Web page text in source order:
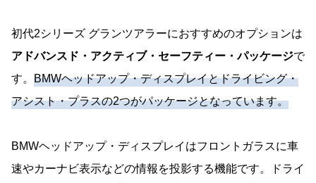
初代2シリーズ グランツアラーにおすすめのオプションは
アドバンスド・アクティブ・セーフティー・パッケージで
す。 BMWヘッドアップ・ディスプレイとドライビング・
アシスト・プラスの2つがパッケージとなっています。
BMWヘッドアップ・ディスプレイはフロントガラスに車
速やカーナビ表示などの情報を投影する機能です。ドライ